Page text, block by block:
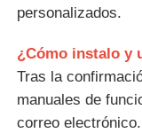
personalizados.
¿Cómo instalo y
Tras la
manuales de
correo